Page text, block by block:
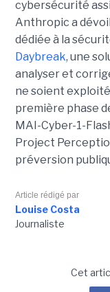
cybersécurité
Anthropic a
dédiée à la
Daybreak, une
analyser et
ne soient
première phase
MAI-Cyber-1-
Project
préversion
Article rédigé par
Louise Costa
Journaliste
Cet